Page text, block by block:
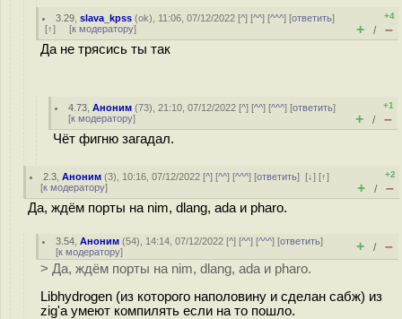
3.29 ,slava_kpss (ok), 11:06, 07/12/2022 [^] [^^] [^^^] [ответить]
[↑] [к модератору]
+4
+ / –
Да не трясись ты так
4.73 ,Аноним (73), 21:10, 07/12/2022 [^] [^^] [^^^] [ответить]
[к модератору]
+1
+ / –
Чёт фигню загадал.
2.3 ,Аноним (3), 10:16, 07/12/2022 [^] [^^] [^^^] [ответить][↓] [↑]
[к модератору]
+2
+ / –
Да, ждём порты на nim, dlang, ada и pharo.
3.54 ,Аноним (54), 14:14, 07/12/2022 [^] [^^] [^^^] [ответить]
[к модератору] + / –
> Да, ждём порты на nim, dlang, ada и pharo.
Libhydrogen (из которого наполовину и сделан сабж) из
zig'а умеют компилять если на то пошло.